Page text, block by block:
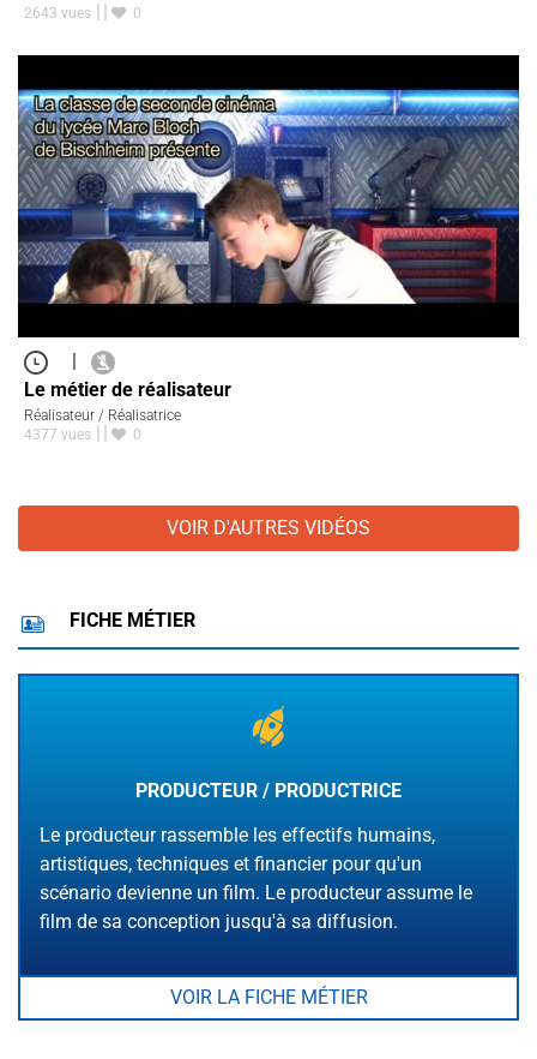
2643 vues
0
|
Le métier de réalisateur
Réalisateur / Réalisatrice
4377 vues
0
VOIR D'AUTRES VIDÉOS
FICHE MÉTIER
PRODUCTEUR / PRODUCTRICE
Le producteur rassemble les effectifs humains,
artistiques, techniques et financier pour qu'un
scénario devienne un film. Le producteur assume le
film de sa conception jusqu'à sa diffusion.
VOIR LA FICHE MÉTIER